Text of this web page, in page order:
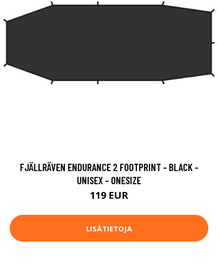
FJÄLLRÄVEN ENDURANCE 2 FOOTPRINT - BLACK -
UNISEX - ONESIZE
119 EUR
LISÄTIETOJA